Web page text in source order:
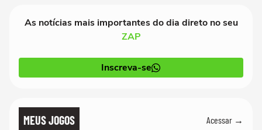
As notícias mais importantes do dia direto no seu
ZAP
Inscreva-se
MEUS JOGOS Acessar →